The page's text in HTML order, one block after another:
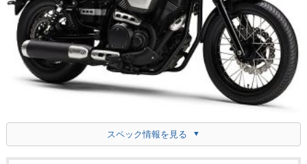
スペック情報を見る